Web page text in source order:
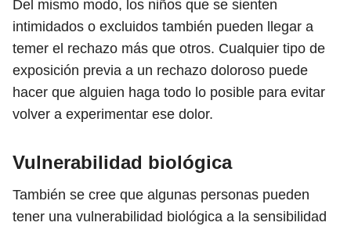
Del mismo modo, los niños que se sienten
intimidados o excluidos también pueden llegar a
temer el rechazo más que otros. Cualquier tipo de
exposición previa a un rechazo doloroso puede
hacer que alguien haga todo lo posible para evitar
volver a experimentar ese dolor.
Vulnerabilidad biológica
También se cree que algunas personas pueden
tener una vulnerabilidad biológica a la sensibilidad